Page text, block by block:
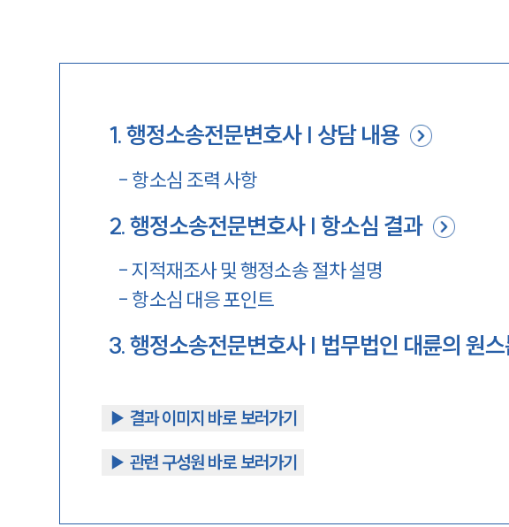
1.행정소송전문변호사 | 상담 내용
- 항소심 조력 사항
2.행정소송전문변호사 | 항소심 결과
-지적재조사 및 행정소송 절차 설명
- 항소심 대응 포인트
3.행정소송전문변호사 | 법무법인 대륜의 원
▶︎ 결과 이미지 바로 보러가기
▶︎ 관련 구성원 바로 보러가기